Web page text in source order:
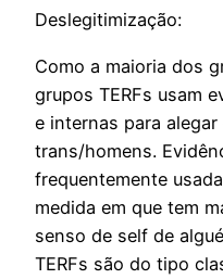
Deslegitimização:
Como a maioria dos
grupos TERFs usam
e internas para
trans/homens.
frequentemente
medida em que tem
senso de self de
TERFs são do tipo